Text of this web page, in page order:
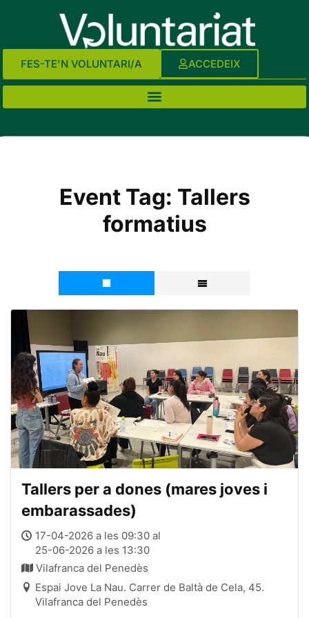
FES-TE'N VOLUNTARI/A ACCEDEIX
Event Tag: Tallers
formatius
Tallers per a dones (mares joves i
embarassades)
17-04-2026 a les 09:30 al
25-06-2026 a les 13:30
Vilafranca del Penedès
Espai Jove La Nau. Carrer de Baltà de Cela, 45.
Vilafranca del Penedès